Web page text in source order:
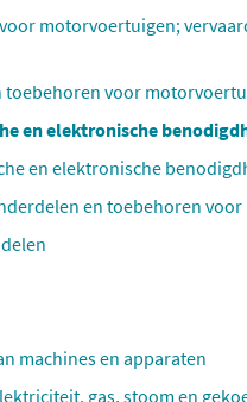
motorvoertuigen;
toebehoren voor
en elektronische
en elektronische
en toebehoren
machines en apparaten
gas, stoom en